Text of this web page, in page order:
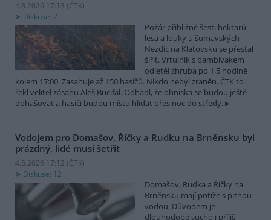
4.8.2026 17:13 (ČTK)
Diskuse: 2
Požár přibližně šesti hektarů
lesa a louky u šumavských
Nezdic na Klatovsku se přestal
šířit. Vrtulník s bambivakem
odletěl zhruba po 1,5 hodině
kolem 17:00. Zasahuje až 150 hasičů. Nikdo nebyl zraněn. ČTK to
řekl velitel zásahu Aleš Bucifal. Odhadl, že ohniska se budou ještě
dohašovat a hasiči budou místo hlídat přes noc do středy.
Vodojem pro Domašov, Říčky a Rudku na Brněnsku byl
prázdný, lidé musí šetřit
4.8.2026 17:12 (ČTK)
Diskuse: 12
Domašov, Rudka a Říčky na
Brněnsku mají potíže s pitnou
vodou. Důvodem je
dlouhodobé sucho i příliš